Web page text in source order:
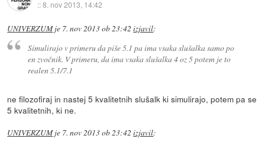
::8. nov 2013, 14:42
UNIVERZUMje 7. nov 2013 ob 23:42 izjavil:
Simulirajo v primeru da piše 5.1 pa ima vsaka slušalka samo po
en zvočnik. V primeru, da ima vsaka slušalka 4 oz 5 potem je to
realen 5.1/7.1
ne filozofiraj in nastej 5 kvalitetnih slušalk ki simulirajo, potem pa se
5 kvalitetnih, ki ne.
UNIVERZUMje 7. nov 2013 ob 23:42 izjavil: